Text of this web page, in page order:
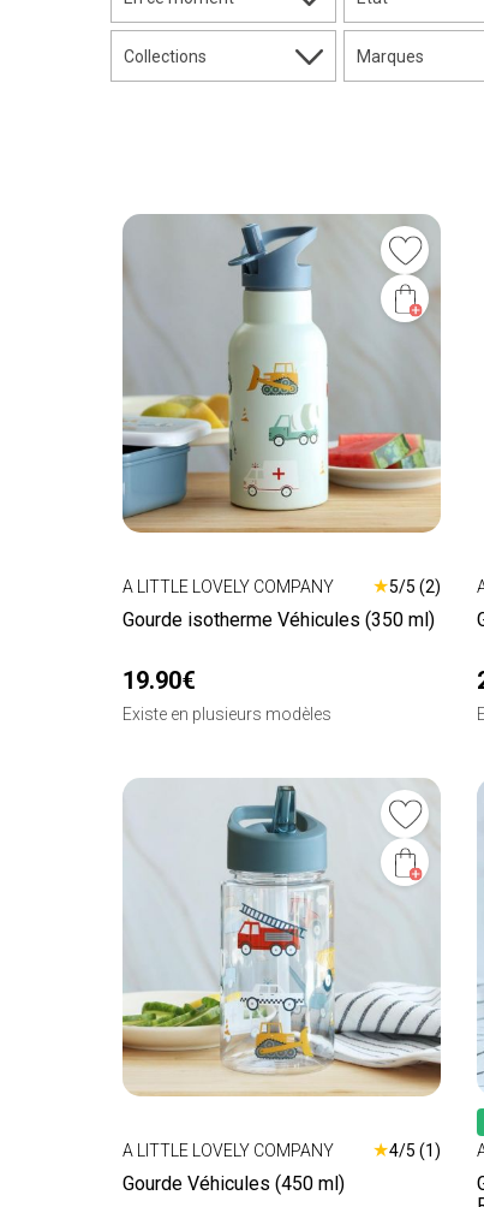
Collections Marques
A LITTLE LOVELY COMPANY ★5/5 (2)
Gourde isotherme Véhicules (350 ml)
19.90€
Existe en plusieurs modèles
A LITTLE LOVELY COMPANY ★4/5 (1)
Gourde Véhicules (450 ml)